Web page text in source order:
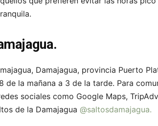
Damajagua, provincia Puerto
la mañana a 3 de la tarde. Para
sociales como Google Maps,
de la Damajagua @saltosdamajagua.